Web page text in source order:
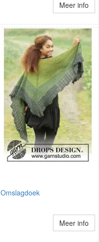
Meer info
Omslagdoek
Meer info